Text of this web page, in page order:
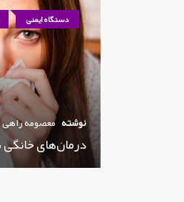
دستگاه ایمنی
نوشته معصومه راهی
درمان‌های